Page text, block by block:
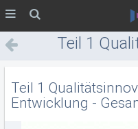
Teil 1
und
-
Teil 1
Entwicklung -